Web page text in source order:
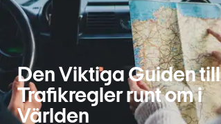
Den Viktiga Guiden till
Trafikregler runt om i
Världen